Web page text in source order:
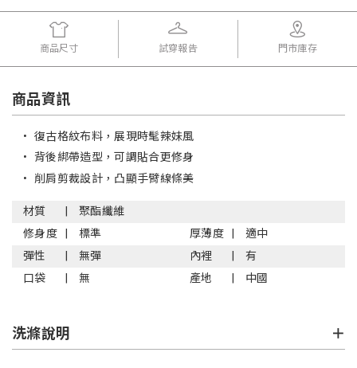
商品尺寸 試穿報告 門市庫存
商品資訊
• 復古格紋布料，展現時髦辣妹風
• 背後綁帶造型，可調貼合更修身
• 削肩剪裁設計，凸顯手臂線條美
材質
聚酯纖維
修身度
標準 厚薄度
適中
彈性
無彈 內裡
有
口袋
無 產地 中國
洗滌說明